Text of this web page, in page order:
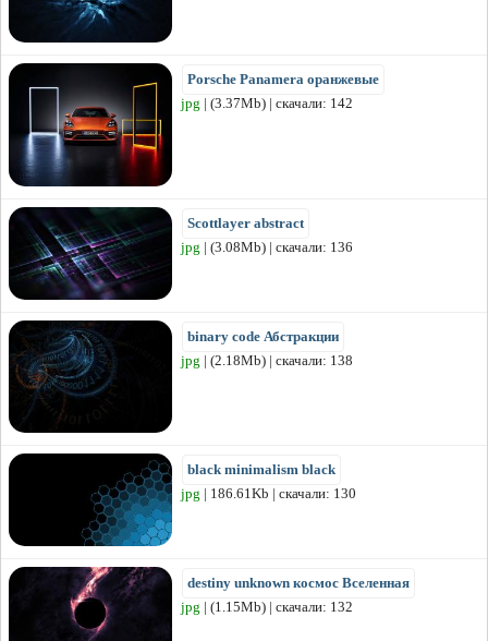
Porsche Panamera оранжевые
jpg | (3.37Mb) | скачали: 142
Scottlayer abstract
jpg | (3.08Mb) | скачали: 136
binary code Абстракции
jpg | (2.18Mb) | скачали: 138
black minimalism black
jpg | 186.61Kb | скачали: 130
destiny unknown космос Вселенная
jpg | (1.15Mb) | скачали: 132